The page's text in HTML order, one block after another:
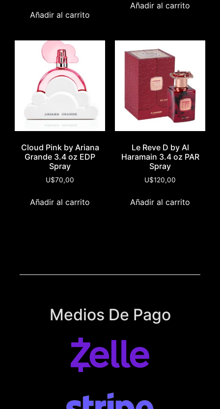
Añadir al carrito
Añadir al carrito
Cloud Pink by Ariana
Grande 3.4 oz EDP
Spray
U$70,00
Añadir al carrito
Le Reve D by Al
Haramain 3.4 oz PAR
Spray
U$120,00
Añadir al carrito
Medios De Pago